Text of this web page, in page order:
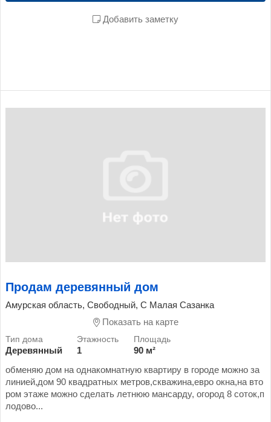
Добавить заметку
Продам деревянный дом
Амурская область, Свободный, С Малая Сазанка
Показать на карте
Деревянный 1
90 м²
обменяю дом на однакомнатную квартиру в городе можно за
линией,дом 90 квадратных метров,скважина,евро окна,на вто
ром этаже можно сделать летнюю мансарду, огород 8 соток,п
лодово...